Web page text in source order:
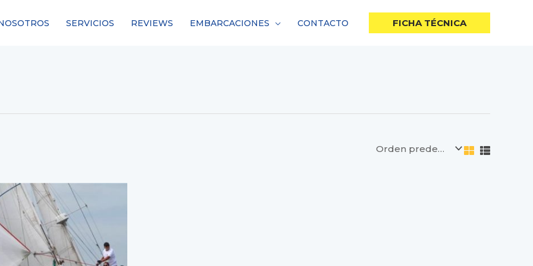
SERVICIOS REVIEWS EMBARCACIONES CONTACTO FICHA TÉCNICA